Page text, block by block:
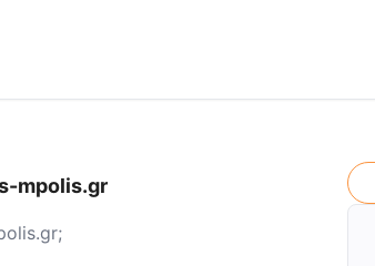
mpolis.gr
;